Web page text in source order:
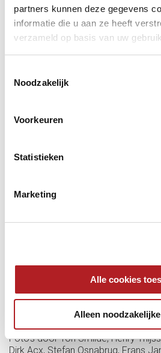
partners kunnen deze gegevens
informatie die u aan ze heeft
verzameld op basis van uw
Noodzakelijk
Voorkeuren
Statistieken
Marketing
Alle cookies
Alleen
- Benelux Cup 5-pins winst voor
de Hazelaar
- Libretoernooi met één oog in
Editie Februari/Maart 2024 (directe
Foto’s door Ton Smilde, Henry
Dirk Acx, Stefan Osnabrug, Frans